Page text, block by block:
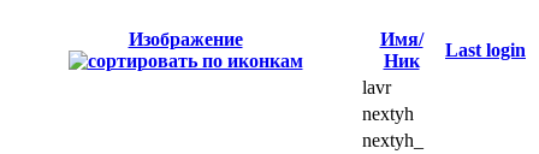
Изображение
Имя/
Ник
Last login
lavr
nextyh
nextyh_